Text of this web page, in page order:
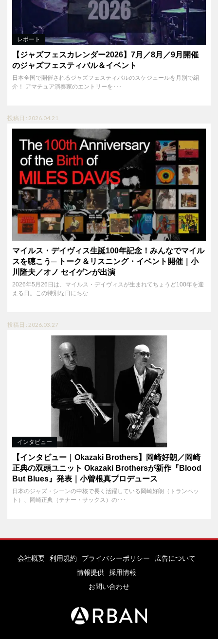
レポート
【ジャズフェスカレンダー2026】7月／8月／9月開催
のジャズフェスティバル＆イベント
日本全国で開催されるジャズフェスティバルのスケジュールを月別で紹
介！ アマチュア演奏家のエントリーを･･･
投稿日 : 2026.04.21
マイルス・デイヴィス生誕100年記念！みんなでマイル
スを聴こう─ トーク＆リスニング・イベント開催｜小
川隆夫／オノ セイゲンが出演
2026年5月26日は、マイルス・デイヴィスが生まれてちょうど100年を迎
える日。この特別な日にちな･･･
投稿日 : 2026.03.27
インタビュー
【インタビュー｜Okazaki Brothers】岡崎好朗／岡崎
正典の双頭ユニット Okazaki Brothersが新作『Blood
But Blues』発表｜小曽根真プロデュース
日本のジャズ・シーンの中核で長く活躍している岡崎好朗（トランペッ
ト）、岡崎正典（テナー・サックス）の･･･
会社概要 利用規約 プライバシーポリシー
広告について
情報提供
採用情報
お問い合わせ